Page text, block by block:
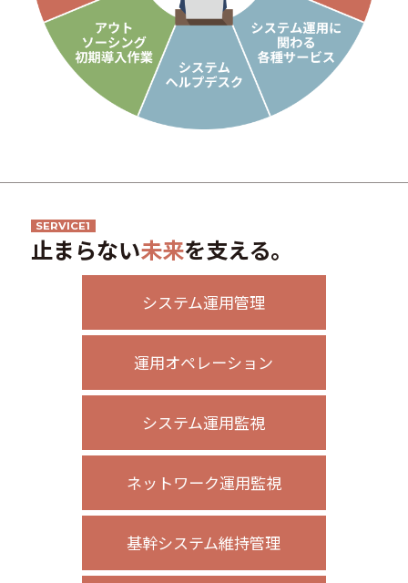
SERVICE1
止まらない未来を支える。
システム運用管理
運用オペレーション
システム運用監視
ネットワーク運用監視
基幹システム維持管理